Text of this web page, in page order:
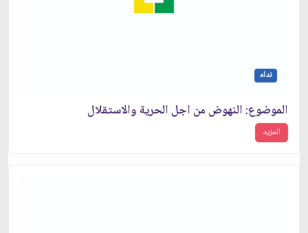
نداء
الموضوع: النهوض من اجل الحرية والاستقلال‏
المزيد